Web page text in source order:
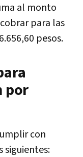
al monto
para las
pesos.
por
con
siguientes: